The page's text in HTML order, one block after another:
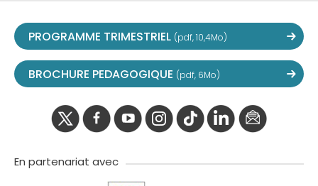
PROGRAMME TRIMESTRIEL (pdf, 10,4Mo)
BROCHURE PEDAGOGIQUE (pdf, 6Mo)
En partenariat avec